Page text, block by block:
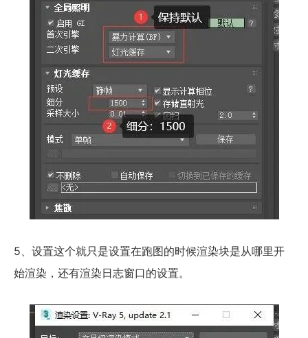
5、设置这个就只是设置在跑图的时候渲染块是从哪里开
始渲染，还有渲染日志窗口的设置。